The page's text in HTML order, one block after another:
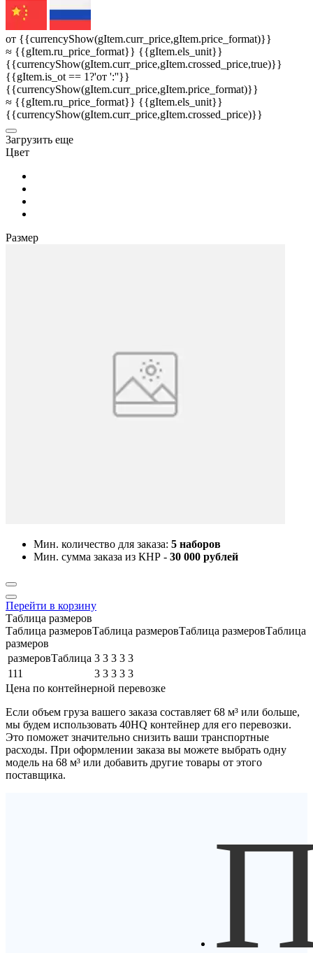
от {{currencyShow(gItem.curr_price,gItem.price_format)}}
≈ {{gItem.ru_price_format}} {{gItem.els_unit}}
{{currencyShow(gItem.curr_price,gItem.crossed_price,true)}}
{{gItem.is_ot == 1?'от ':''}}
{{currencyShow(gItem.curr_price,gItem.price_format)}}
≈ {{gItem.ru_price_format}} {{gItem.els_unit}}
{{currencyShow(gItem.curr_price,gItem.crossed_price)}}
3агрузить еще
Цвет
Размер
Мин. количество для заказа: 5 наборов
Мин. сумма заказа из КНР - 30 000 рублей
Перейти в корзину
Таблица размеров
Таблица размеровТаблица размеровТаблица размеровТаблица
размеров
размеровТаблица 3 3 3 3 3
111
3 3 3 3 3
Цена по контейнерной перевозке
Если объем груза вашего заказа составляет 68 м³ или больше,
мы будем использовать 40HQ контейнер для его перевозки.
Это поможет значительно снизить ваши транспортные
расходы. При оформлении заказа вы можете выбрать одну
модель на 68 м³ или добавить другие товары от этого
поставщика.